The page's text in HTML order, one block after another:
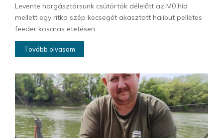
Levente horgásztársunk csütörtök délelőtt az M0 híd
mellett egy ritka szép kecsegét akasztott halibut pelletes
feeder kosaras etetésen...
Tovább olvasom